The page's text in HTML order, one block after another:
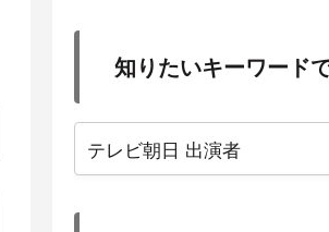
知りたいキーワード